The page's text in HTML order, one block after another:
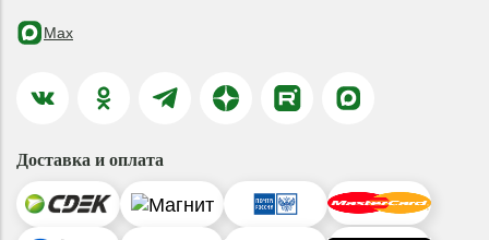
Max
Доставка и оплата